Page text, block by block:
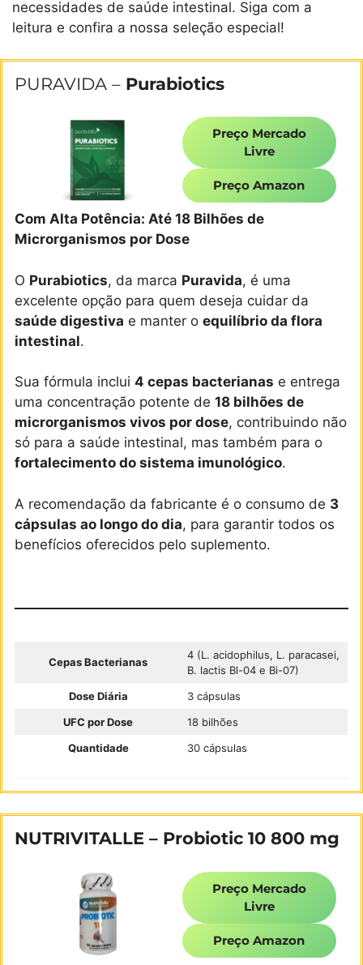
necessidades de saúde intestinal. Siga com a
leitura e confira a nossa seleção especial!
PURAVIDA – Purabiotics
Preço Mercado
Livre
Preço Amazon
Com Alta Potência: Até 18 Bilhões de
Microrganismos por Dose
O Purabiotics, da marca Puravida, é uma
excelente opção para quem deseja cuidar da
saúde digestiva e manter o equilíbrio da flora
intestinal.
Sua fórmula inclui 4 cepas bacterianas e entrega
uma concentração potente de 18 bilhões de
microrganismos vivos por dose, contribuindo não
só para a saúde intestinal, mas também para o
fortalecimento do sistema imunológico.
A recomendação da fabricante é o consumo de 3
cápsulas ao longo do dia, para garantir todos os
benefícios oferecidos pelo suplemento.
Cepas Bacterianas
4 (L. acidophilus, L. paracasei,
B. lactis Bl-04 e Bi-07)
Dose Diária
3 cápsulas
UFC por Dose
18 bilhões
Quantidade
30 cápsulas
NUTRIVITALLE – Probiotic 10 800 mg
Preço Mercado
Livre
Preço Amazon